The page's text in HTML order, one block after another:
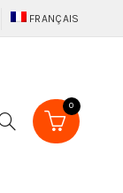
FRANÇAIS
0